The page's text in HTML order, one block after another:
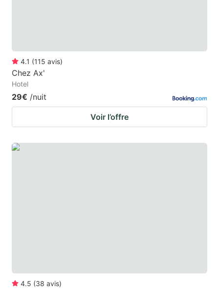
4.1 (115 avis)
Chez Ax'
Hotel
29€ /nuit
Voir l’offre
4.5 (38 avis)